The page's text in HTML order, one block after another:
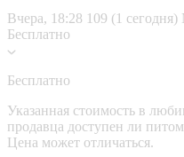
Вчера, 18:28 109 (1 сегодня)
Бесплатно
Бесплатно
Указанная стоимость в
продавца доступен ли
Цена может отличаться.